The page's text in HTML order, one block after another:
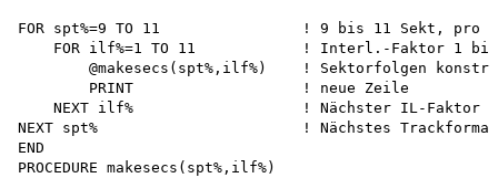
FOR spt%=9 TO 11                ! 9 bis 11 Sekt, pro
FOR ilf%=1 TO 11            ! Interl.-Faktor 1
@makesecs(spt%,ilf%)    ! Sektorfolgen
        PRINT                   ! neue Zeile
    NEXT ilf%                   ! Nächster IL-Faktor
NEXT spt%                       ! Nächstes Trackformat
END
PROCEDURE makesecs(spt%,ilf%)